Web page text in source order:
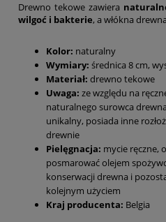
Drewno tekowe zawiera n
wilgoć i bakterie, a włókna
Kolor: naturalny
Wymiary: średnica 8 cm,
Materiał: drewno tekowe
Uwaga: ze względu na
naturalnego surowca
unikalny, posiada inne
drewnie
Pielęgnacja: mycie ręczne,
posmarować olejem
konserwacji drewna i
kolejnym użyciem
Kraj producenta: Belgia